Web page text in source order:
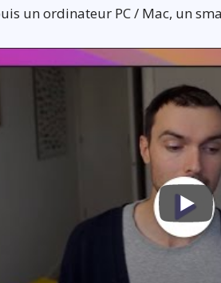
un ordinateur PC / Mac, un